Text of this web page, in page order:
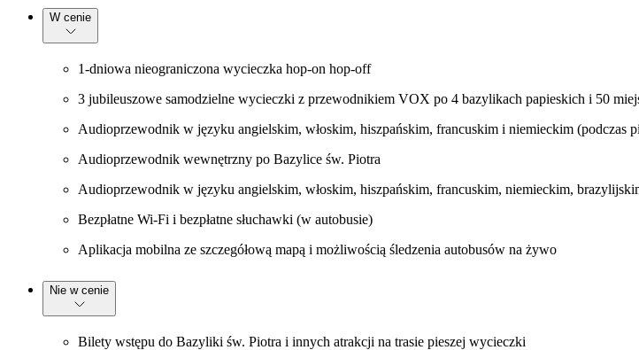
W cenie
1-dniowa nieograniczona wycieczka hop-on hop-off
3 jubileuszowe samodzielne wycieczki z przewodnikiem VOX po 4 bazylikach papieskich i 50
Audioprzewodnik w języku angielskim, włoskim, hiszpańskim, francuskim i niemieckim (podczas
Audioprzewodnik wewnętrzny po Bazylice św. Piotra
Audioprzewodnik w języku angielskim, włoskim, hiszpańskim, francuskim, niemieckim,
Bezpłatne Wi-Fi i bezpłatne słuchawki (w autobusie)
Aplikacja mobilna ze szczegółową mapą i możliwością śledzenia autobusów na żywo
Nie w cenie
Bilety wstępu do Bazyliki św. Piotra i innych atrakcji na trasie pieszej wycieczki